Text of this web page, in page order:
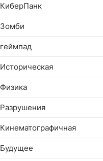
КиберПанк
Зомби
геймпад
Историческая
Физика
Разрушения
Кинематографичная
Будущее